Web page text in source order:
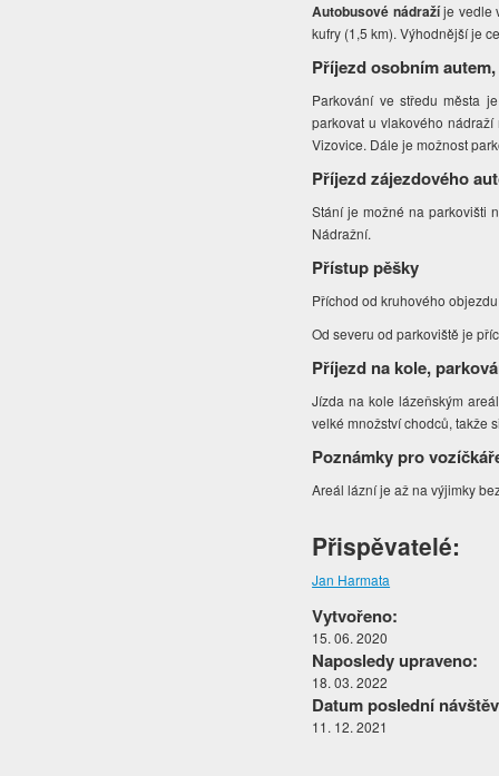
Autobusové nádražíje vedle
kufry (1,5 km). Výhodnější je
Příjezd osobním
Parkování ve středu města
parkovat u vlakového
Vizovice. Dále je možnost
Příjezd zájezdového
Stání je možné na parkovišti
Nádražní.
Přístup pěšky
Příchod od kruhového
Od severu od parkoviště je
Příjezd na kole,
Jízda na kole lázeňským
velké množství chodců, takže
Poznámky pro
Areál lázní je až na výjimky
Přispěvatelé:
Jan Harmata
Vytvořeno:
15. 06. 2020
Naposledy upraveno:
18. 03. 2022
Datum poslední
11. 12. 2021